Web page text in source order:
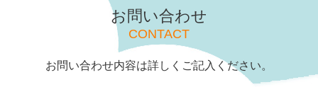
お問い合わせ
CONTACT
お問い合わせ内容は詳しくご記入ください。